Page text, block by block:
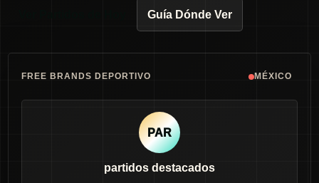
Guía Dónde Ver
FREE BRANDS DEPORTIVO MÉXICO
PAR
partidos destacados